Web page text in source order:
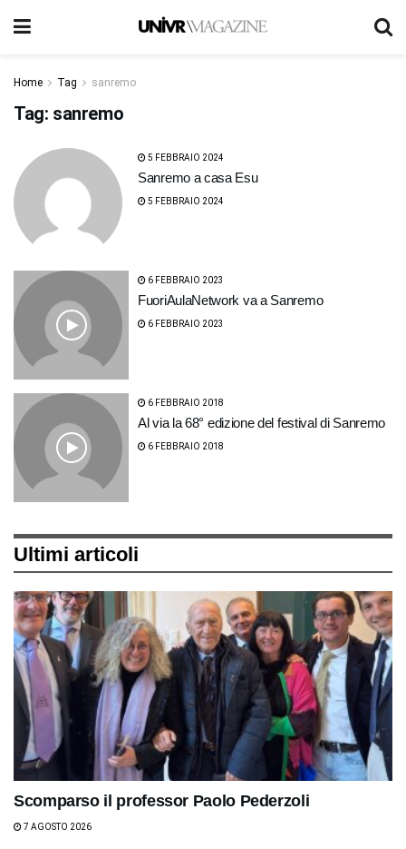
Home Tag sanremo
Tag: sanremo
5 FEBBRAIO 2024
Sanremo a casa Esu
5 FEBBRAIO 2024
6 FEBBRAIO 2023
FuoriAulaNetwork va a Sanremo
6 FEBBRAIO 2023
6 FEBBRAIO 2018
Al via la 68° edizione del festival di Sanremo
6 FEBBRAIO 2018
Ultimi articoli
Scomparso il professor Paolo Pederzoli
7 AGOSTO 2026